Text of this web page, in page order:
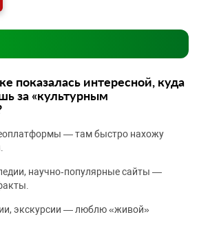
показалась интересной, куда
за «культурным
— там быстро нахожу
научно‑популярные сайты —
экскурсии — люблю «живой»